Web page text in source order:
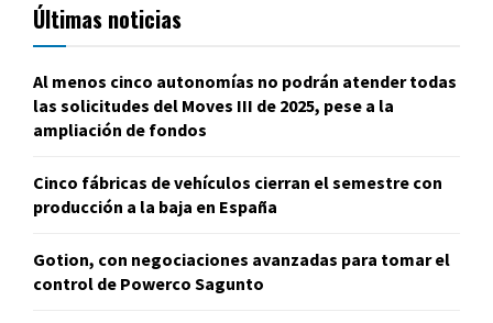
Últimas noticias
Al menos cinco autonomías no podrán atender todas
las solicitudes del Moves III de 2025, pese a la
ampliación de fondos
Cinco fábricas de vehículos cierran el semestre con
producción a la baja en España
Gotion, con negociaciones avanzadas para tomar el
control de Powerco Sagunto